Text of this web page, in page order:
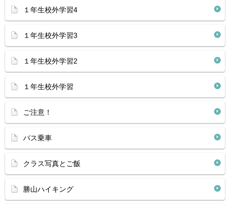
１年生校外学習4
１年生校外学習3
１年生校外学習2
１年生校外学習
ご注意！
バス乗車
クラス写真とご飯
勝山ハイキング